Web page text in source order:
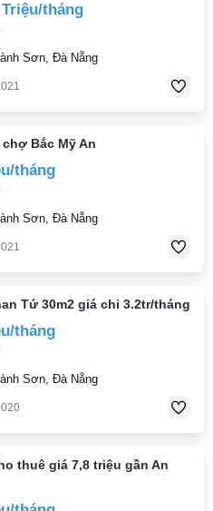
Triệu/tháng
Sơn, Đà Nẵng
Bắc Mỹ An
tháng
Sơn, Đà Nẵng
Tứ 30m2 giá chỉ 3.2tr/tháng
tháng
Sơn, Đà Nẵng
thuê giá 7,8 triệu gần An